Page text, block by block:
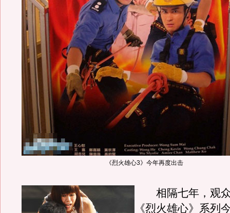
《烈火雄心3》今年再度出击
相隔七年，观众
《烈火雄心》系列